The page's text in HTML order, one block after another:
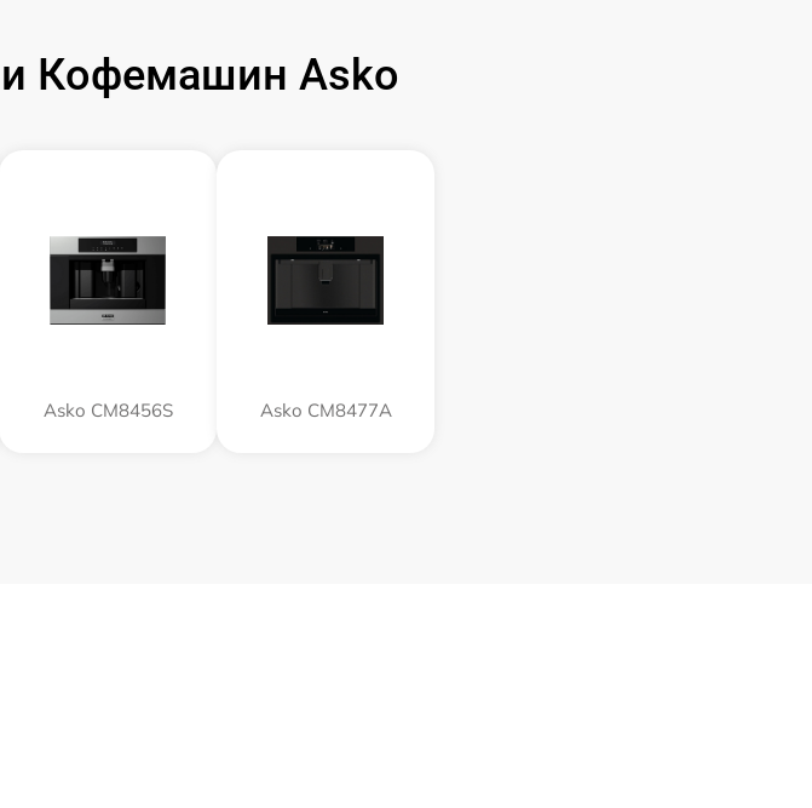
Кофемашин Asko
Asko CM8456S Asko CM8477A